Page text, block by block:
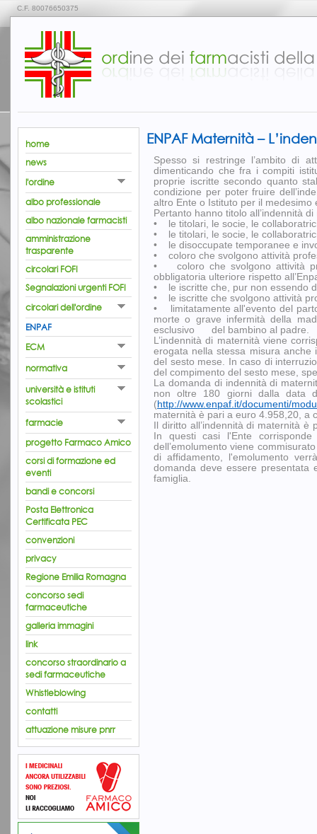
C.F. 80076650375
home
news
l'ordine
albo professionale
albo nazionale farmacisti
amministrazione
trasparente
circolari FOFI
Segnalazioni urgenti FOFI
circolari dell'ordine
ENPAF
ECM
normativa
università e istituti
scolastici
farmacie
progetto Farmaco Amico
corsi di formazione ed
eventi
bandi e concorsi
Posta Elettronica
Certificata PEC
convenzioni
privacy
Regione Emilia Romagna
concorso sedi
farmaceutiche
galleria immagini
link
concorso straordinario a
sedi farmaceutiche
Whistleblowing
contatti
attuazione misure pnrr
ENPAF Maternità –
Spesso si restringe l’ambito di
dimenticando che fra i compiti
proprie iscritte secondo quanto
condizione per poter fruire
altro Ente o Istituto per il medesimo
Pertanto hanno titolo all’indennità
• le titolari, le socie, le
• le titolari, le socie, le
• le disoccupate temporanee e
• coloro che svolgono attività
• coloro che svolgono attività
obbligatoria ulteriore rispetto
• le iscritte che, pur non essendo
• le iscritte che svolgono attività
• limitatamente all'evento del
morte o grave infermità della
esclusivo del bambino al padre.
L’indennità di maternità viene
erogata nella stessa misura
del sesto mese. In caso di
del compimento del sesto mese,
La domanda di indennità di
non oltre 180 giorni dalla data
(http://www.enpaf.it/documenti/
maternità è pari a euro 4.958,20, a
Il diritto all’indennità di maternità
In questi casi l'Ente
dell’emolumento viene
di affidamento, l'emolumento
domanda deve essere presentata
famiglia.